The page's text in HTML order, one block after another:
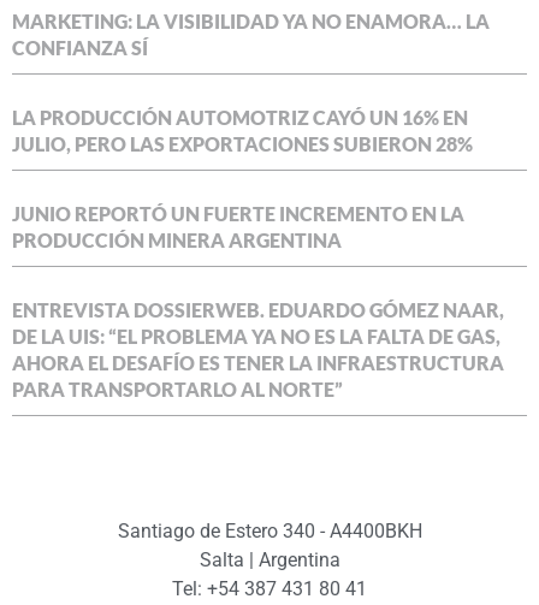
MARKETING: LA VISIBILIDAD YA NO ENAMORA… LA
CONFIANZA SÍ
LA PRODUCCIÓN AUTOMOTRIZ CAYÓ UN 16% EN
JULIO, PERO LAS EXPORTACIONES SUBIERON 28%
JUNIO REPORTÓ UN FUERTE INCREMENTO EN LA
PRODUCCIÓN MINERA ARGENTINA
ENTREVISTA DOSSIERWEB. EDUARDO GÓMEZ NAAR,
DE LA UIS: “EL PROBLEMA YA NO ES LA FALTA DE GAS,
AHORA EL DESAFÍO ES TENER LA INFRAESTRUCTURA
PARA TRANSPORTARLO AL NORTE”
Santiago de Estero 340 - A4400BKH
Salta | Argentina
Tel: +54 387 431 80 41